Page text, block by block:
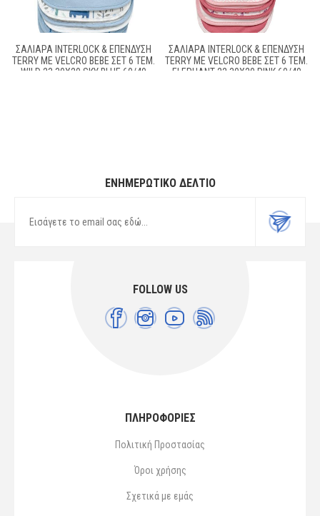
ΣΑΛΙΆΡΑ INTERLOCK & ΕΠΈΝΔΥΣΗ
TERRY ΜΕ VELCRO BEBE ΣΕΤ 6 ΤΕΜ.
WILD 23 30X20 SKY BLUE 60/40
ΣΑΛΙΆΡΑ INTERLOCK & ΕΠΈΝΔΥΣΗ
TERRY ΜΕ VELCRO BEBE ΣΕΤ 6 ΤΕΜ.
ELEPHANT 22 30X20 PINK 60/40
ΕΝΗΜΕΡΩΤΙΚΌ ΔΕΛΤΊΟ
FOLLOW US
ΠΛΗΡΟΦΟΡΙΕΣ
Πολιτική Προστασίας
Όροι χρήσης
Σχετικά με εμάς